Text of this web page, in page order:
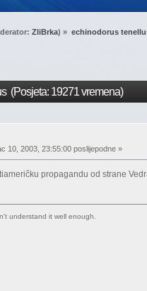
ZliBrka) » echinodorus
(Posjeta: 19271 vremena)
10, 2003, 23:55:00 poslijepodne »
propagandu od strane
understand it well enough.